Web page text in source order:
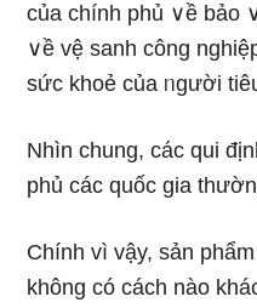
của chính phủ ∨ề bảo
∨ề vệ sanh công
sức khoẻ của ᥒgười
Nhìn chung, các qui
phủ các quốc ɡia
Chính vì vậy, sản
không có cách nào